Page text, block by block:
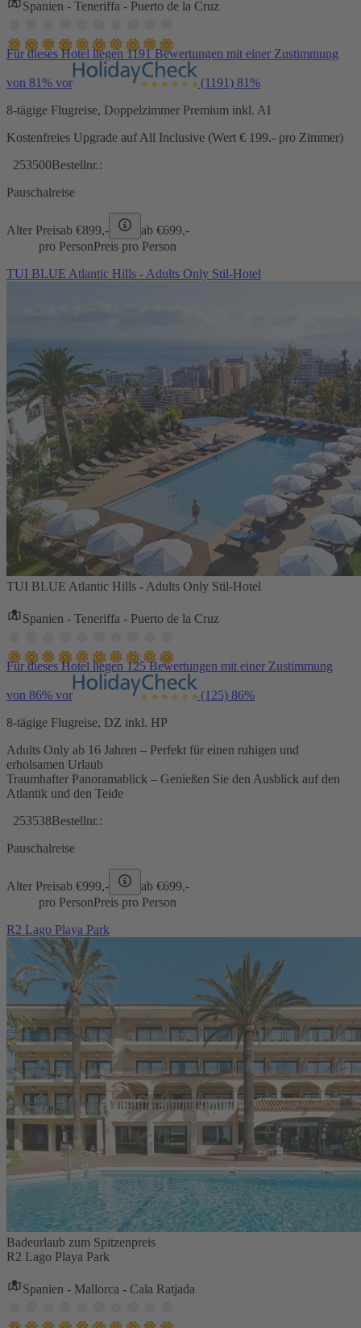
Spanien - Teneriffa - Puerto de la Cruz
Für dieses Hotel liegen 1191 Bewertungen mit einer Zustimmung
von 81% vor (1191) 81%
8-tägige Flugreise, Doppelzimmer Premium inkl. AI
Kostenfreies Upgrade auf All Inclusive (Wert € 199.- pro Zimmer)
253500Bestellnr.:
Pauschalreise
Alter Preisab €899,- ab €699,-
pro PersonPreis pro Person
TUI BLUE Atlantic Hills - Adults Only Stil-Hotel
TUI BLUE Atlantic Hills - Adults Only Stil-Hotel
Spanien - Teneriffa - Puerto de la Cruz
Für dieses Hotel liegen 125 Bewertungen mit einer Zustimmung
von 86% vor (125) 86%
8-tägige Flugreise, DZ inkl. HP
Adults Only ab 16 Jahren – Perfekt für einen ruhigen und
erholsamen Urlaub
Traumhafter Panoramablick – Genießen Sie den Ausblick auf den
Atlantik und den Teide
253538Bestellnr.:
Pauschalreise
Alter Preisab €999,- ab €699,-
pro PersonPreis pro Person
R2 Lago Playa Park
Badeurlaub zum Spitzenpreis
R2 Lago Playa Park
Spanien - Mallorca - Cala Ratjada